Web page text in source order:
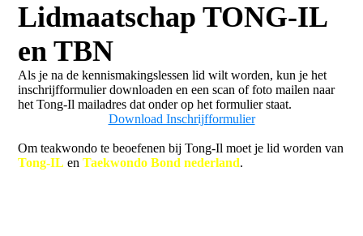
Lidmaatschap TONG-IL
en TBN
Als je na de kennismakingslessen lid wilt worden, kun je het
inschrijfformulier downloaden en een scan of foto mailen naar
het Tong-Il mailadres dat onder op het formulier staat.
Download Inschrijfformulier
Om teakwondo te beoefenen bij Tong-Il moet je lid worden van
Tong-IL enTaekwondo Bond nederland.